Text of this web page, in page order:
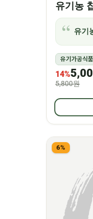
유기농
유기
유기가공식품
14%
5,800원
6%